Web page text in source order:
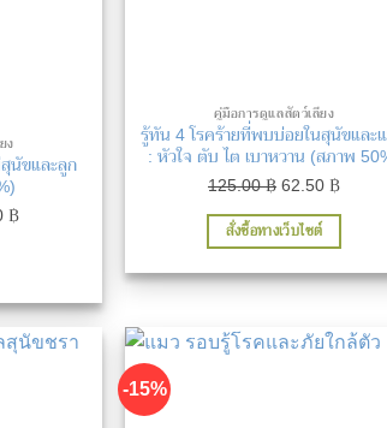
ง
นัขและลูก
฿Current
คู่มือการดูแลสัตว์เลี้ยง
รู้ทัน 4 โรคร้ายที่พบบ่อยในสุนัขและ
: หัวใจ ตับ ไต เบาหวาน (สภาพ
125.00฿ Original
price
was:
62.50 ฿Current
price
สั่งซื้อทางเว็บไซต์
-15%